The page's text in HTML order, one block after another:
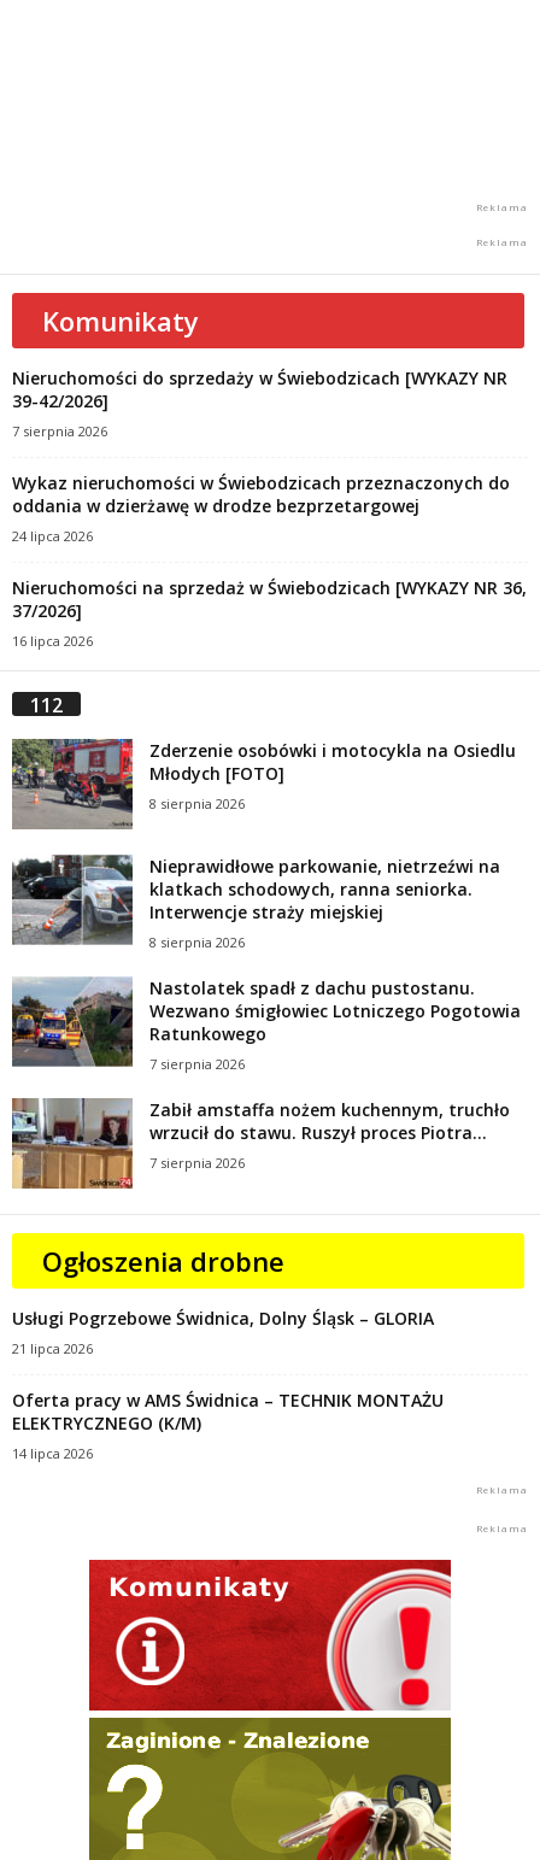
Komunikaty
Nieruchomości do sprzedaży w Świebodzicach [WYKAZY NR
39-42/2026]
7 sierpnia 2026
Wykaz nieruchomości w Świebodzicach przeznaczonych do
oddania w dzierżawę w drodze bezprzetargowej
24 lipca 2026
Nieruchomości na sprzedaż w Świebodzicach [WYKAZY NR 36,
37/2026]
16 lipca 2026
112
Zderzenie osobówki i motocykla na Osiedlu
Młodych [FOTO]
8 sierpnia 2026
Nieprawidłowe parkowanie, nietrzeźwi na
klatkach schodowych, ranna seniorka.
Interwencje straży miejskiej
8 sierpnia 2026
Nastolatek spadł z dachu pustostanu.
Wezwano śmigłowiec Lotniczego Pogotowia
Ratunkowego
7 sierpnia 2026
Zabił amstaffa nożem kuchennym, truchło
wrzucił do stawu. Ruszył proces Piotra...
7 sierpnia 2026
Ogłoszenia drobne
Usługi Pogrzebowe Świdnica, Dolny Śląsk – GLORIA
21 lipca 2026
Oferta pracy w AMS Świdnica – TECHNIK MONTAŻU
ELEKTRYCZNEGO (K/M)
14 lipca 2026